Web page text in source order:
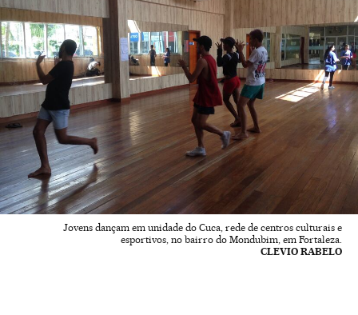
Jovens dançam em unidade do Cuca, rede de centros culturais e
esportivos, no bairro do Mondubim, em Fortaleza.
CLEVIO RABELO